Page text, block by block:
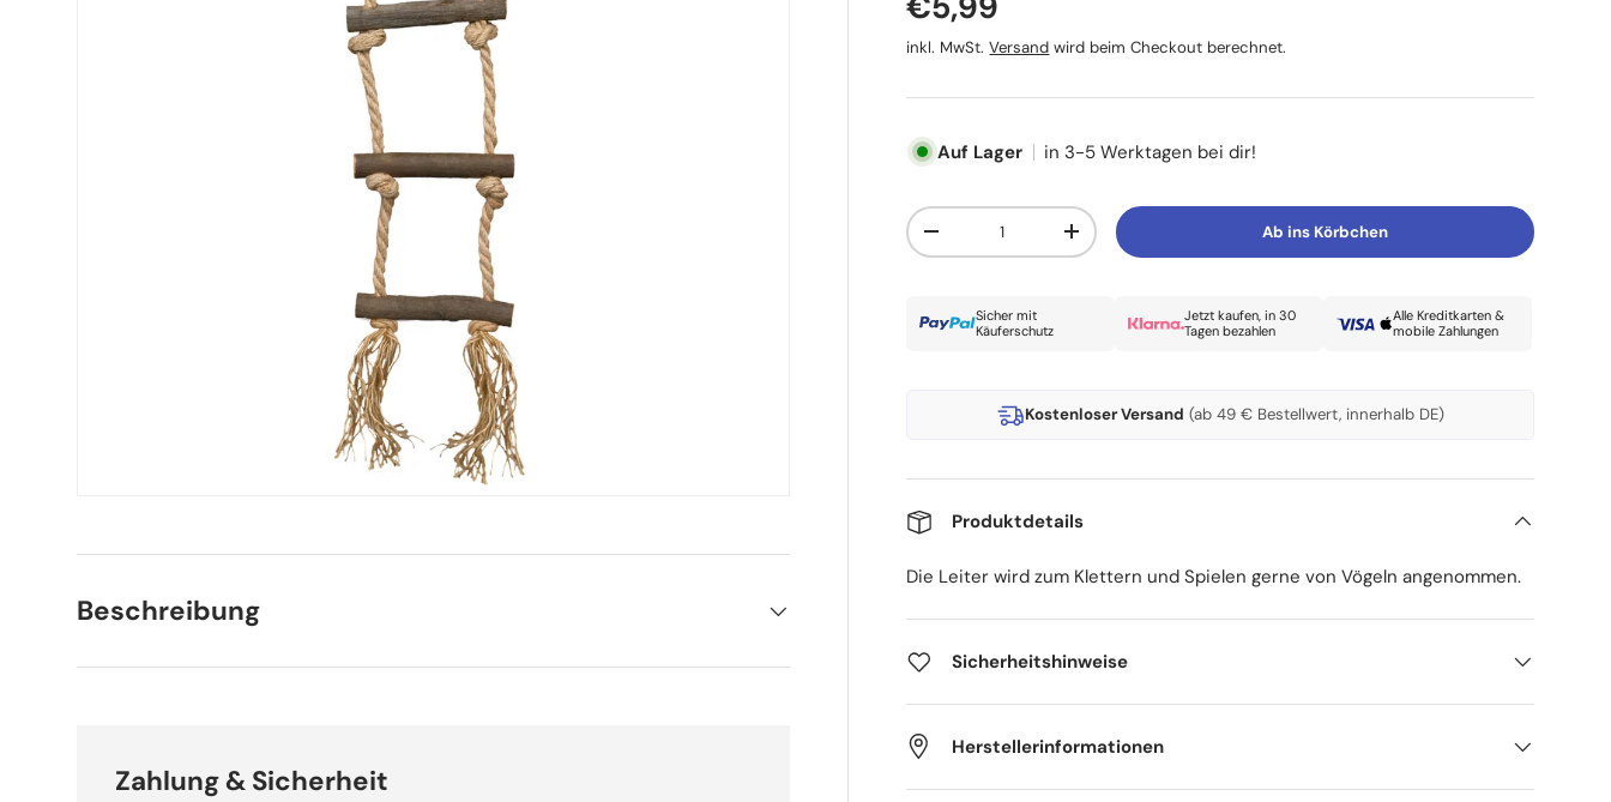
inkl. MwSt.Versand wird beim Checkout berechnet.
Auf Lager in 3-5 Werktagen bei dir!
Anzahl
Menge verringernMenge erhöhen Ab ins Körbchen
Sicher mit
Käuferschutz
Jetzt kaufen, in 30
Tagen bezahlen
Alle Kreditkarten &
mobile Zahlungen
Kostenloser Versand (ab 49 € Bestellwert, innerhalb DE)
Produktdetails
Die Leiter wird zum Klettern und Spielen gerne von Vögeln angenommen.
Sicherheitshinweise
Herstellerinformationen
Beschreibung
Zahlung & Sicherheit